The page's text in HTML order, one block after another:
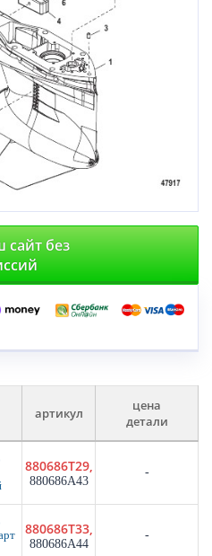
сайт без
артикул
цена
детали
880686T29,
880686A43
-
880686T33,
880686A44
-